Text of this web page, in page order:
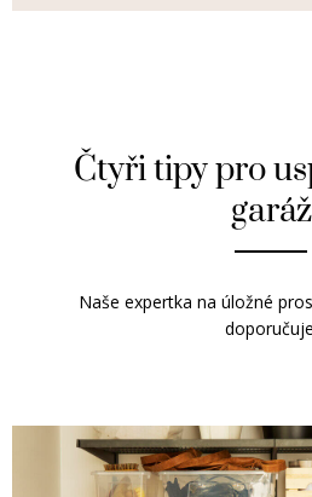
Čtyři tipy pro
garáž
Naše expertka na úložné